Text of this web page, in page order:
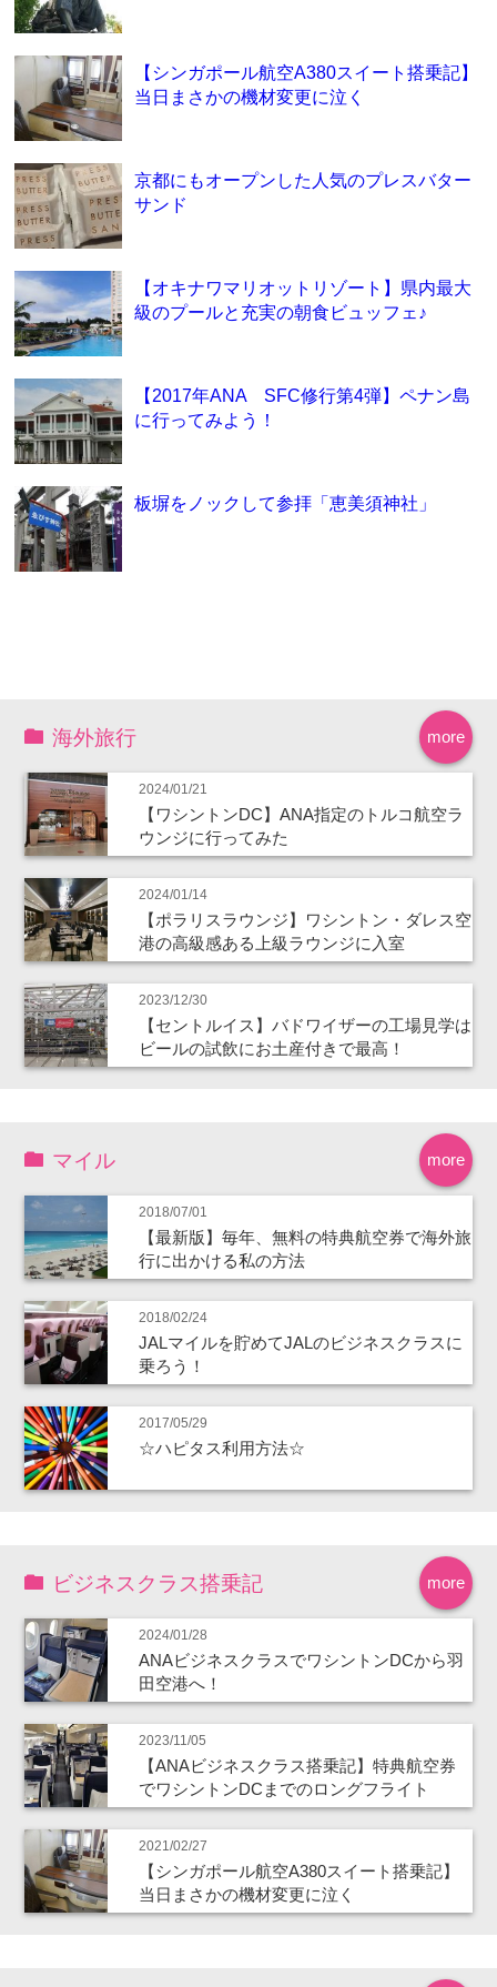
【シンガポール航空A380スイート搭乗記】
当日まさかの機材変更に泣く
京都にもオープンした人気のプレスバター
サンド
【オキナワマリオットリゾート】県内最大
級のプールと充実の朝食ビュッフェ♪
【2017年ANA SFC修行第4弾】ペナン島
に行ってみよう！
板塀をノックして参拝「恵美須神社」
more
海外旅行
2024/01/21
【ワシントンDC】ANA指定のトルコ航空ラ
ウンジに行ってみた
2024/01/14
【ポラリスラウンジ】ワシントン・ダレス空
港の高級感ある上級ラウンジに入室
2023/12/30
【セントルイス】バドワイザーの工場見学は
ビールの試飲にお土産付きで最高！
more
マイル
2018/07/01
【最新版】毎年、無料の特典航空券で海外旅
行に出かける私の方法
2018/02/24
JALマイルを貯めてJALのビジネスクラスに
乗ろう！
2017/05/29
☆ハピタス利用方法☆
more
ビジネスクラス搭乗記
2024/01/28
ANAビジネスクラスでワシントンDCから羽
田空港へ！
2023/11/05
【ANAビジネスクラス搭乗記】特典航空券
でワシントンDCまでのロングフライト
2021/02/27
【シンガポール航空A380スイート搭乗記】
当日まさかの機材変更に泣く